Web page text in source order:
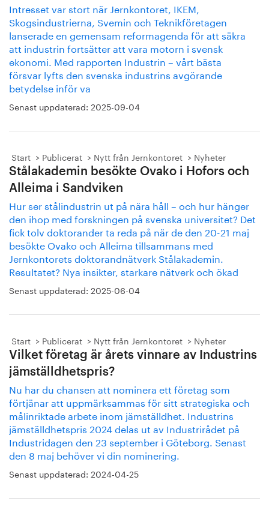
Intresset var stort när Jernkontoret, IKEM,
Skogsindustrierna, Svemin och Teknikföretagen
lanserade en gemensam reformagenda för att säkra
att industrin fortsätter att vara motorn i svensk
ekonomi. Med rapporten Industrin – vårt bästa
försvar lyfts den svenska industrins avgörande
betydelse inför va
Senast uppdaterad: 2025-09-04
Start Publicerat Nytt från Jernkontoret Nyheter
Stålakademin besökte Ovako i Hofors och
Alleima i Sandviken
Hur ser stålindustrin ut på nära håll – och hur hänger
den ihop med forskningen på svenska universitet? Det
fick tolv doktorander ta reda på när de den 20-21 maj
besökte Ovako och Alleima tillsammans med
Jernkontorets doktorandnätverk Stålakademin.
Resultatet? Nya insikter, starkare nätverk och ökad
Senast uppdaterad: 2025-06-04
Start Publicerat Nytt från Jernkontoret Nyheter
Vilket företag är årets vinnare av Industrins
jämställdhetspris?
Nu har du chansen att nominera ett företag som
förtjänar att uppmärksammas för sitt strategiska och
målinriktade arbete inom jämställdhet. Industrins
jämställdhetspris 2024 delas ut av Industrirådet på
Industridagen den 23 september i Göteborg. Senast
den 8 maj behöver vi din nominering.
Senast uppdaterad: 2024-04-25